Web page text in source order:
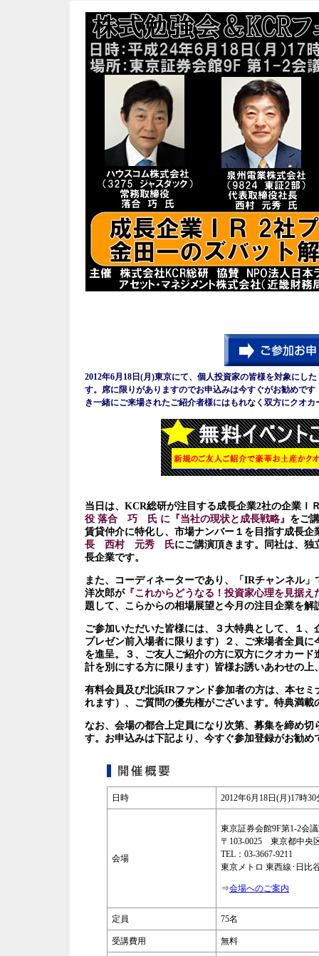
2012年6月18日(月)東京にて、個人投資家の皆様を対象にした
す。席に限りがありますのでお申込みは今すぐがお勧めで
き一緒にご来場されたご紹介者様にはもれなく双方にクオ
当日は、 KCR総研が注目する成長企業2社の企業Ｉ
役 落合 巧 氏 に『当社の現状と成長戦略』 をご
賃貸仲介に特化し、市場ナンバー１を目指す成長企
長 西村 元秀 氏にご講演頂きます。同社は、独
長企業です。
また、コーディネーターであり、「IRチャンネル
洋次郎が『これからどうなる！投資家心理を見据
題して、こらからの相場展望と今月の注目企業を解
ご参加いただいた皆様には、３大特典として、１
プレゼン前入場者に限ります）２、ご来場者全員
を進呈。３、ご友人ご紹介の方に双方にクオカー
計を別にする方に限ります）皆様お誘いあわせの上
有料会員及び北浜IRファンド参加者の方は、本セ
れます）、ご質問の優先権がございます。特典満載
なお、会場の都合上定員になり次第、募集を締め
す。お申込みは下記より、今すぐ参加登録がお勧め
日時 2012年6月18日(月)17時
会場
東京証券会館9F第1-2会
〒103-0025 東京都中央
TEL：03-3667-9211
東京メトロ 東西線･日比
⇒会場へのご案内
定員 75名
受講費用 無料